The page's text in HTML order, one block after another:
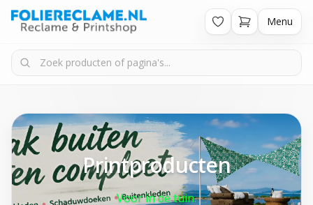
Menu
Printproducten
Voor in de tuin.